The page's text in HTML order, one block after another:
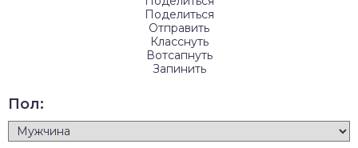
Поделиться
Отправить
Класснуть
Вотсапнуть
Запинить
Пол: